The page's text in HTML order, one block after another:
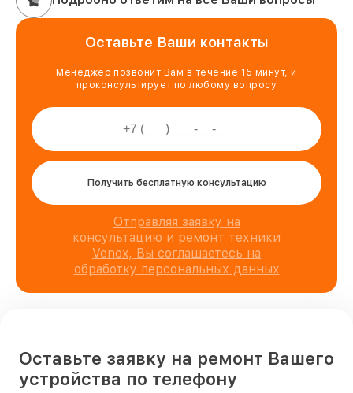
Оставьте Ваши контакты
Менеджер позвонит Вам в течение 15 минут, и
проконсультирует по любому вопросу
Получить бесплатную консультацию
Отправляя заявку на
консультацию и ремонт техники
Venox, Вы соглашаетесь на
обработку персональных данных
Оставьте заявку на ремонт Вашего
устройства по телефону